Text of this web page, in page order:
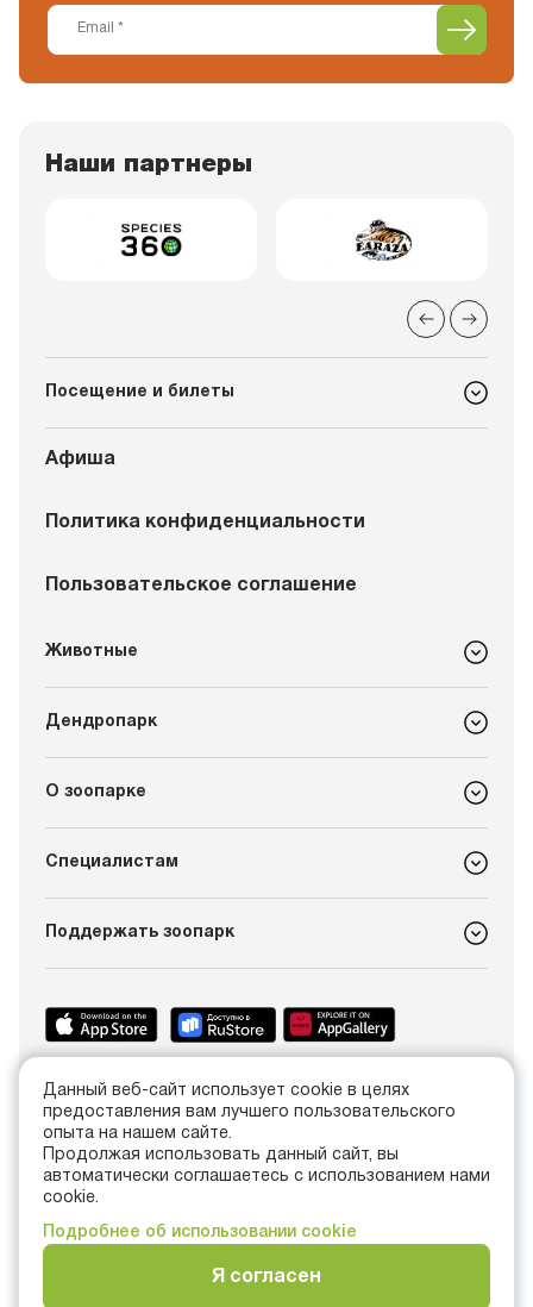
Данный веб-сайт использует cookie в целях
предоставления вам лучшего пользовательского
опыта на нашем сайте.
Продолжая использовать данный сайт, вы
автоматически соглашаетесь с использованием нами
cookie.
Подробнее об использовании cookie
Я согласен
Наши партнеры
Посещение и билеты
Афиша
Политика конфиденциальности
Пользовательское соглашение
Животные
Дендропарк
О зоопарке
Специалистам
Поддержать зоопарк
+7 (4012) 21-89-14
info@kldzoo.ru
Россия, г. Калининград, проспект Мира, 26